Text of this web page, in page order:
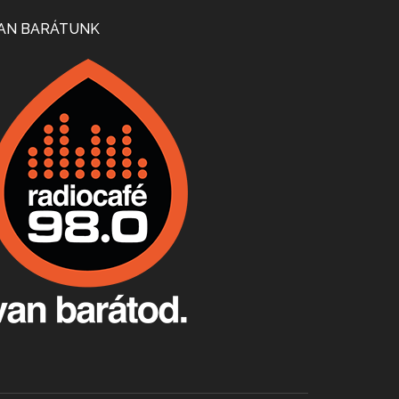
Apr 24, 2026 • 00:38:10
Villány, kékfrankos, Jackfall
Apr 17, 2026 • 00:35:38
Apr 9, 2026 • 00:37:17
BARÁTUNK